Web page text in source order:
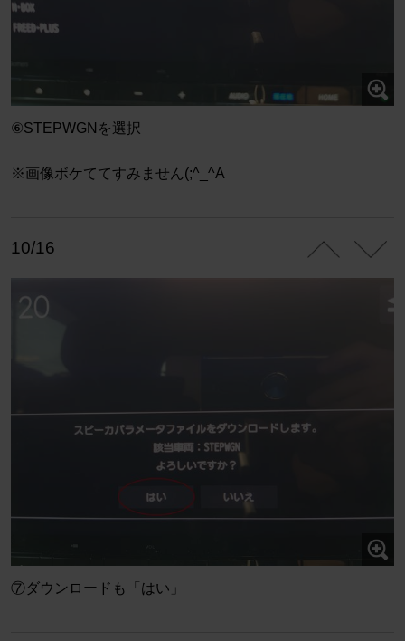
⑥STEPWGNを選択
※画像ボケててすみません(;^_^A
10/16
⑦ダウンロードも「はい」